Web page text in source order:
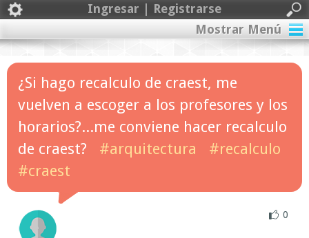
Ingresar | Registrarse
Mostrar Menú
¿Si hago recalculo de craest, me
vuelven a escoger a los profesores y los
horarios?...me conviene hacer recalculo
de craest?
#arquitectura
#recalculo
#craest
0